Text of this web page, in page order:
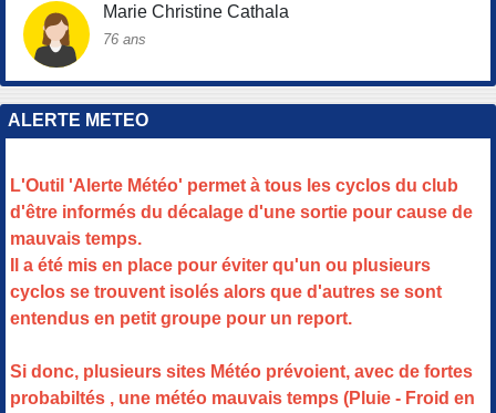
Marie Christine Cathala
76 ans
ALERTE METEO
L'Outil 'Alerte Météo' permet à tous les cyclos du club
d'être informés du décalage d'une sortie pour cause de
mauvais temps.
Il a été mis en place pour éviter qu'un ou plusieurs
cyclos se trouvent isolés alors que d'autres se sont
entendus en petit groupe pour un report.
Si donc, plusieurs sites Météo prévoient, avec de fortes
probabiltés , une météo mauvais temps (Pluie - Froid en